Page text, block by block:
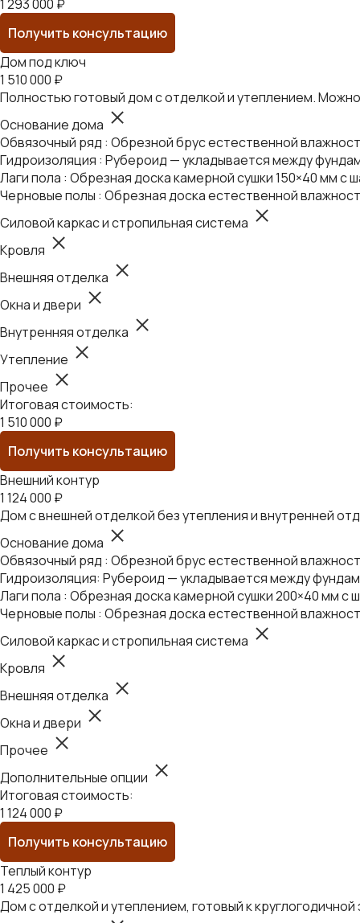
1 293 000 ₽
Получить консультацию
Дом под ключ
1 510 000 ₽
Полностью готовый дом с отделкой и утеплением.
Основание дома
Обвязочный ряд : Обрезной брус естественной
Гидроизоляция : Рубероид — укладывается между
Лаги пола : Обрезная доска камерной сушки 150×40 мм с
Черновые полы : Обрезная доска естественной
Силовой каркас и стропильная система
Кровля
Внешняя отделка
Окна и двери
Внутренняя отделка
Утепление
Прочее
Итоговая стоимость:
1 510 000 ₽
Получить консультацию
Внешний контур
1 124 000 ₽
Дом с внешней отделкой без утепления и внутренней
Основание дома
Обвязочный ряд : Обрезной брус естественной
Гидроизоляция: Рубероид — укладывается между
Лаги пола : Обрезная доска камерной сушки 200×40 мм с
Черновые полы : Обрезная доска естественной
Силовой каркас и стропильная система
Кровля
Внешняя отделка
Окна и двери
Прочее
Дополнительные опции
Итоговая стоимость:
1 124 000 ₽
Получить консультацию
Теплый контур
1 425 000 ₽
Дом с отделкой и утеплением, готовый к